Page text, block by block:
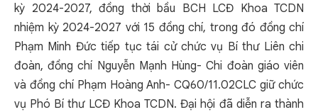
kỳ 2024-2027, đồng thời bầu BCH LCĐ Khoa TCDN
nhiệm kỳ 2024-2027 với 15 đồng chí, trong đó đồng chí
Phạm Minh Đức tiếp tục tái cử chức vụ Bí thư Liên chi
đoàn, đồng chí Nguyễn Mạnh Hùng- Chi đoàn giáo viên
và đồng chí Phạm Hoàng Anh- CQ60/11.02CLC giữ chức
vụ Phó Bí thư LCĐ Khoa TCDN. Đại hội đã diễn ra thành